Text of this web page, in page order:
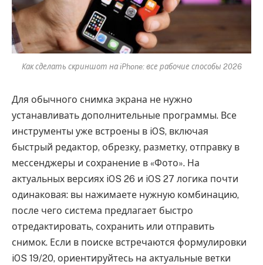
Как сделать скриншот на iPhone: все рабочие способы 2026
Для обычного снимка экрана не нужно
устанавливать дополнительные программы. Все
инструменты уже встроены в iOS, включая
быстрый редактор, обрезку, разметку, отправку в
мессенджеры и сохранение в «Фото». На
актуальных версиях iOS 26 и iOS 27 логика почти
одинаковая: вы нажимаете нужную комбинацию,
после чего система предлагает быстро
отредактировать, сохранить или отправить
снимок. Если в поиске встречаются формулировки
iOS 19/20, ориентируйтесь на актуальные ветки